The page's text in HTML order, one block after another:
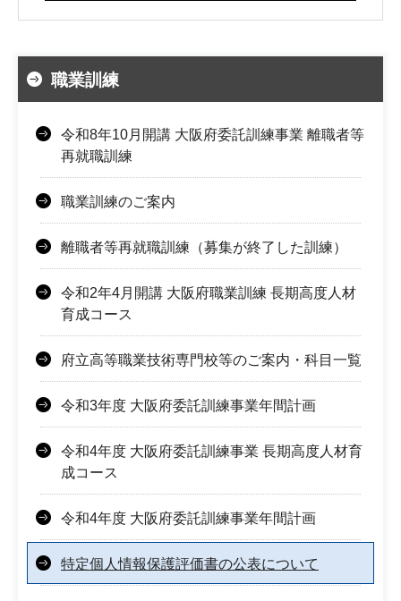
職業訓練
令和8年10月開講 大阪府委託訓練事業 離職者等
再就職訓練
職業訓練のご案内
離職者等再就職訓練（募集が終了した訓練）
令和2年4月開講 大阪府職業訓練 長期高度人材
育成コース
府立高等職業技術専門校等のご案内・科目一覧
令和3年度 大阪府委託訓練事業年間計画
令和4年度 大阪府委託訓練事業 長期高度人材育
成コース
令和4年度 大阪府委託訓練事業年間計画
特定個人情報保護評価書の公表について